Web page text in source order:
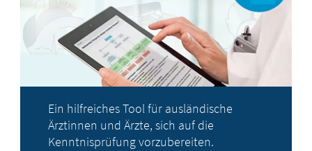
Ein hilfreiches Tool für ausländische
Ärztinnen und Ärzte, sich auf die
Kenntnisprüfung vorzubereiten.